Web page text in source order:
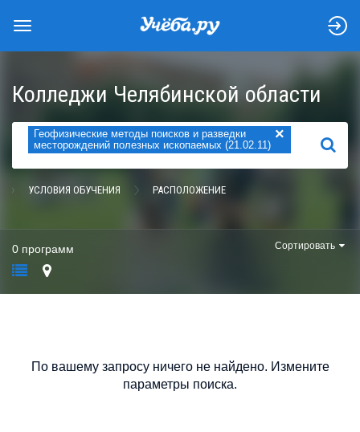
Колледжи Челябинской области
Геофизические методы поисков и разведки
месторождений полезных ископаемых (21.02.11)
×
НАЙТИ
УСЛОВИЯ ОБУЧЕНИЯ РАСПОЛОЖЕНИЕ
0 программ Сортировать
По вашему запросу ничего не найдено. Измените
параметры поиска.